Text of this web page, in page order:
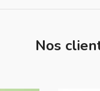
Nos